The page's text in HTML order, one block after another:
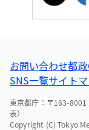
お問い合わせ都
SNS一覧サイト
東京都庁：〒163-
表）
Copyright (C) Tokyo